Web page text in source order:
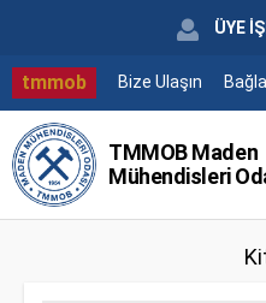
ÜYE
tmmob Bize Ulaşın
TMMOB Maden
Mühendisleri